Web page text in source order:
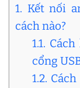
1. Kết nối
cách nào?
1.1.
cổng
1.2.